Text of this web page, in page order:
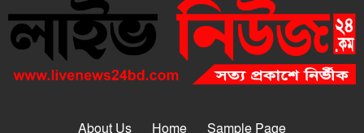
About Us Home
Sample Page